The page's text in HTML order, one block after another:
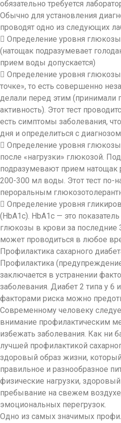
обязательно требуется
Обычно для установления
проводят одно из следующих
 Определение уровня
(натощак подразумевает
прием воды допускается)
 Определение уровня
точке», то есть совершенно
делали перед этим (принимали
активность). Этот тест
есть симптомы заболевания,
дня и определиться с диагнозом
 Определение уровня
после «нагрузки» глюкозой.
подразумевают прием натощак
200-300 мл воды. Этот тест по-
пероральным
 Определение уровня
(HbA1c). HbA1c — это
глюкозы в крови за последние
может проводиться в любое
Профилактика сахарного
Профилактика
заключается в устранении
заболевания. Диабет 2 типа у 6
факторами риска можно
Современному человеку
внимание профилактическим
избежать заболевания. Как ни
лучшей профилактикой
здоровый образ жизни,
правильное и разнообразное
физические нагрузки,
пребывание на свежем
эмоциональных перегрузок.
Одно из самых значимых